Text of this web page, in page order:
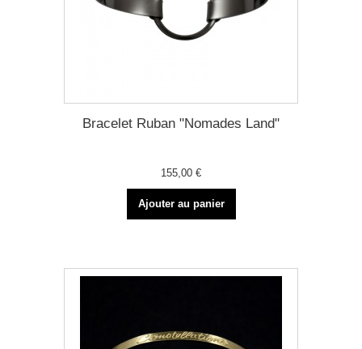
Bracelet Ruban "Nomades Land"
155,00 €
Ajouter au panier